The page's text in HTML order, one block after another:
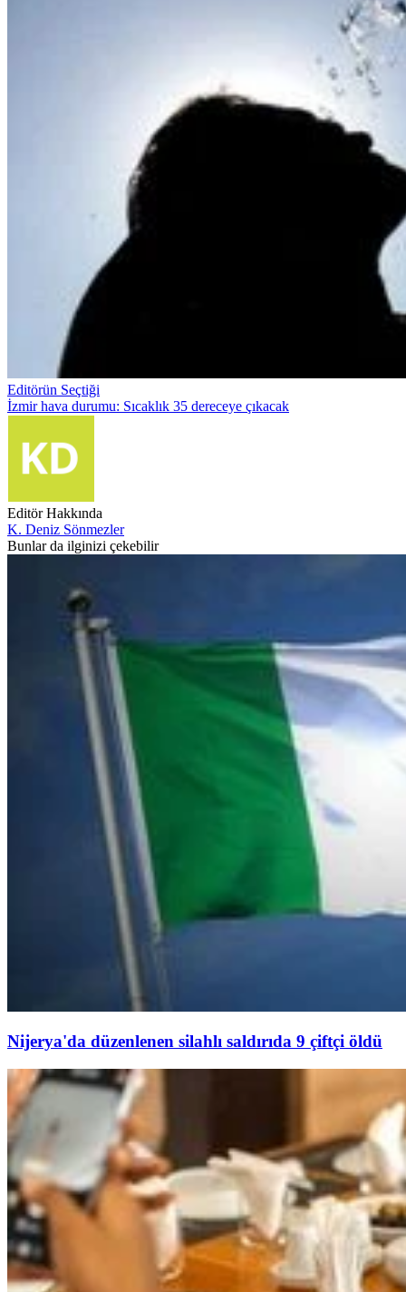
Editörün Seçtiği
İzmir hava durumu: Sıcaklık 35 dereceye çıkacak
Editör Hakkında
K. Deniz Sönmezler
Bunlar da ilginizi çekebilir
Nijerya'da düzenlenen silahlı saldırıda 9 çiftçi öldü